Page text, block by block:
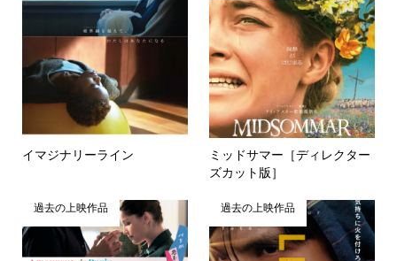
イマジナリーライン
ミッドサマー［ディレクター
ズカット版］
過去の上映作品 過去の上映作品